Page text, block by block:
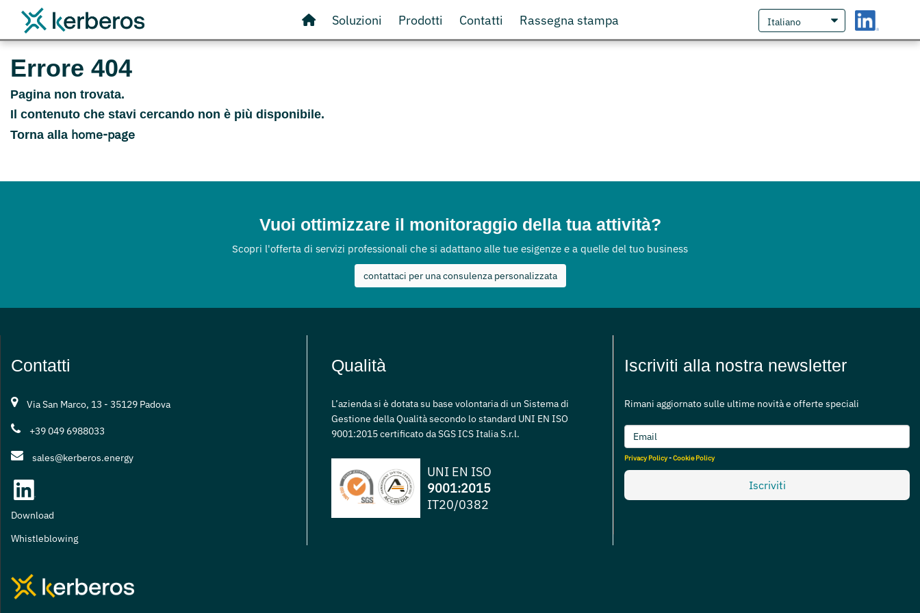
Soluzioni Prodotti Contatti Rassegna stampa
Errore 404
Pagina non trovata.
Il contenuto che stavi cercando non è più disponibile.
Torna alla home-page
Vuoi ottimizzare il monitoraggio della tua attività?
Scopri l'offerta di servizi professionali che si adattano alle tue esigenze e a quelle del tuo business
contattaci per una consulenza personalizzata
Contatti
Via San Marco, 13 - 35129 Padova
+39 049 6988033
sales@kerberos.energy
Download
Whistleblowing
Qualità
L’azienda si è dotata su base volontaria di un Sistema di
Gestione della Qualità secondo lo standard UNI EN ISO
9001:2015 certificato da SGS ICS Italia S.r.l.
UNI EN ISO
9001:2015
IT20/0382
Iscriviti alla nostra newsletter
Rimani aggiornato sulle ultime novità e offerte speciali
Privacy Policy-Cookie Policy
Iscriviti